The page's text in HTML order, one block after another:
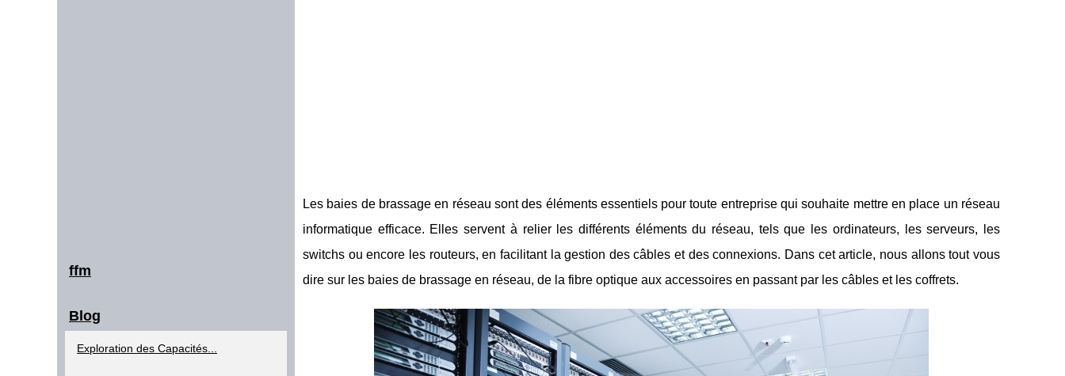
Les baies de brassage en réseau sont des éléments essentiels pour toute entreprise qui souhaite mettre en place un réseau
informatique efficace. Elles servent à relier les différents éléments du réseau, tels que les ordinateurs, les serveurs, les
switchs ou encore les routeurs, en facilitant la gestion des câbles et des connexions. Dans cet article, nous allons tout vous
dire sur les baies de brassage en réseau, de la fibre optique aux accessoires en passant par les câbles et les coffrets.
ffm
Blog
Exploration des Capacités...